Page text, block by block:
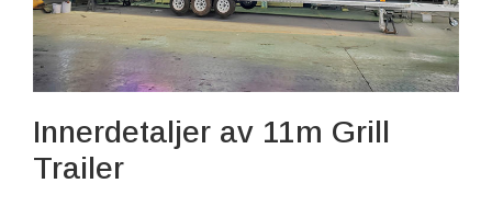
Innerdetaljer av 11m Grill
Trailer